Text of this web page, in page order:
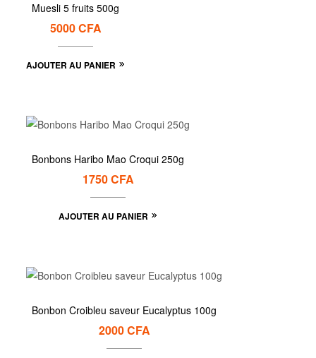
Muesli 5 fruits 500g
5000CFA
AJOUTER AU PANIER
Bonbons Haribo Mao Croqui 250g
1750CFA
AJOUTER AU PANIER
Bonbon Croibleu saveur Eucalyptus 100g
2000CFA